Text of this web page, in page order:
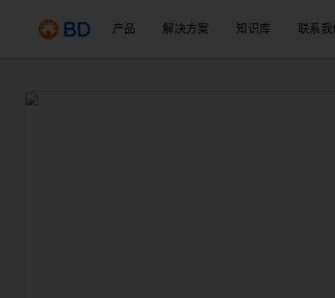
产品 解决方案 知识库 联系我